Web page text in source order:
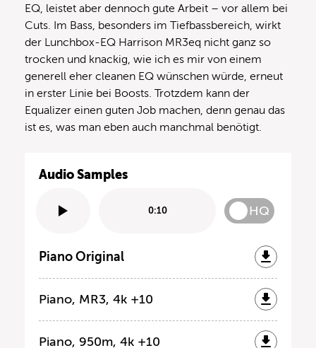
EQ, leistet aber dennoch gute Arbeit – vor allem bei
Cuts. Im Bass, besonders im Tiefbassbereich, wirkt
der Lunchbox-EQ Harrison MR3eq nicht ganz so
trocken und knackig, wie ich es mir von einem
generell eher cleanen EQ wünschen würde, erneut
in erster Linie bei Boosts. Trotzdem kann der
Equalizer einen guten Job machen, denn genau das
ist es, was man eben auch manchmal benötigt.
Audio Samples
0:10 HQ
Piano Original
Piano, MR3, 4k +10
Piano, 950m, 4k +10